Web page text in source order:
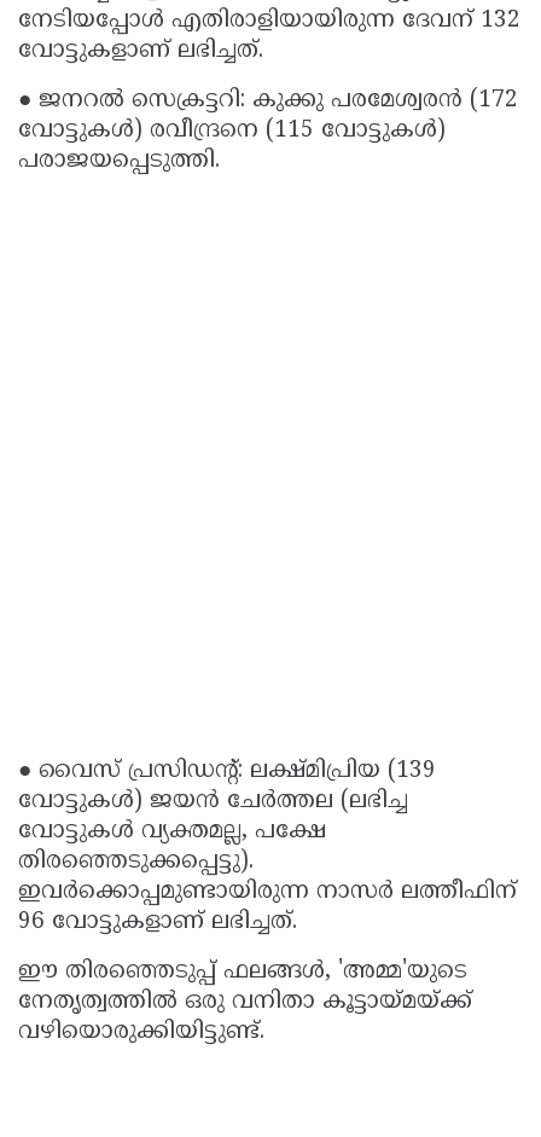
നേടിയപ്പോൾ എതിരാളിയായിരുന്ന ദേവന് 132
വോട്ടുകളാണ് ലഭിച്ചത്.
● ജനറൽ സെക്രട്ടറി: കുക്കു പരമേശ്വരൻ (172
വോട്ടുകൾ) രവീന്ദ്രനെ (115 വോട്ടുകൾ)
പരാജയപ്പെടുത്തി.
● വൈസ് പ്രസിഡന്റ്: ലക്ഷ്മിപ്രിയ (139
വോട്ടുകൾ) ജയൻ ചേർത്തല (ലഭിച്ച
വോട്ടുകൾ വ്യക്തമല്ല, പക്ഷേ
തിരഞ്ഞെടുക്കപ്പെട്ടു).
ഇവർക്കൊപ്പമുണ്ടായിരുന്ന നാസർ ലത്തീഫിന്
96 വോട്ടുകളാണ് ലഭിച്ചത്.
ഈ തിരഞ്ഞെടുപ്പ് ഫലങ്ങൾ, 'അമ്മ'യുടെ
നേതൃത്വത്തിൽ ഒരു വനിതാ കൂട്ടായ്മയ്ക്ക്
വഴിയൊരുക്കിയിട്ടുണ്ട്.